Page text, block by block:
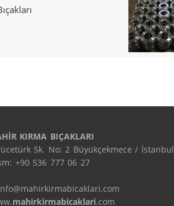
KIRMA BIÇAKLARI
Sk. No: 2 Büyükçekmece / İstanbul
+90 536 777 06 27
mahirkirmabicaklari.com